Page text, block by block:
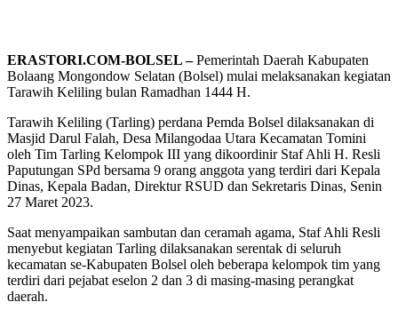
ERASTORI.COM-BOLSEL –Pemerintah Daerah Kabupaten
Bolaang Mongondow Selatan (Bolsel) mulai melaksanakan kegiatan
Tarawih Keliling bulan Ramadhan 1444 H.
Tarawih Keliling (Tarling) perdana Pemda Bolsel dilaksanakan di
Masjid Darul Falah, Desa Milangodaa Utara Kecamatan Tomini
oleh Tim Tarling Kelompok III yang dikoordinir Staf Ahli H. Resli
Paputungan SPd bersama 9 orang anggota yang terdiri dari Kepala
Dinas, Kepala Badan, Direktur RSUD dan Sekretaris Dinas, Senin
27 Maret 2023.
Saat menyampaikan sambutan dan ceramah agama, Staf Ahli Resli
menyebut kegiatan Tarling dilaksanakan serentak di seluruh
kecamatan se-Kabupaten Bolsel oleh beberapa kelompok tim yang
terdiri dari pejabat eselon 2 dan 3 di masing-masing perangkat
daerah.